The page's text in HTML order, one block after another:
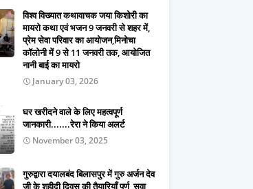
विश्व विख्यात कथावाचक जया किशोरी का
मायरो कथा एवं भजन 9 जनवरी से शहर में,
प्रेम सेवा परिवार का आयोजन,मिनोचा
कॉलोनी में 9 से 11 जनवरी तक, आयोजित
नानी बाई का मायरो
January 03, 2026
घर खरीदने वाले के लिए महत्वपूर्ण
जानकारी.......रेरा ने किया अलर्ट
November 03, 2025
गुरुद्वारा दयालबंद बिलासपुर में गुरु अर्जन देव
जी के शहीदी दिवस की तैयारियाँ पूर्ण, सवा